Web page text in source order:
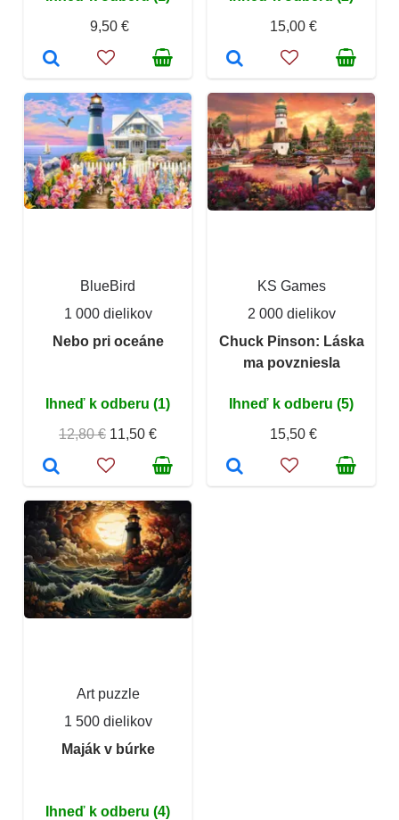
9,50 €
15,00 €
BlueBird
1 000 dielikov
Nebo pri oceáne
Ihneď k odberu (1)
12,80 € 11,50 €
KS Games
2 000 dielikov
Chuck Pinson: Láska
ma povzniesla
Ihneď k odberu (5)
15,50 €
Art puzzle
1 500 dielikov
Maják v búrke
Ihneď k odberu (4)